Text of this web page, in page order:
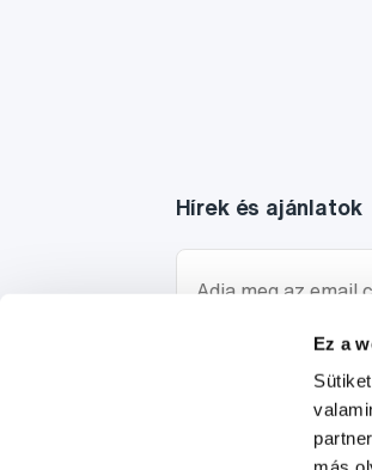
Ez a
Hírek és ajánlatok
Szeretnék
egyetértek a személyes